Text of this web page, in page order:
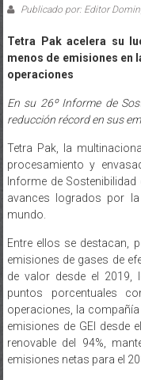
Tetra Pak acelera su
operaciones
En su 26º Informe de
Tetra Pak, la
Informe de
avances logrados por
mundo.
Entre ellos se destacan,
de valor desde el 2019,
puntos porcentuales
operaciones, la
emisiones de GEI desde
renovable del 94%,
emisiones netas para el
Estos logros van de la